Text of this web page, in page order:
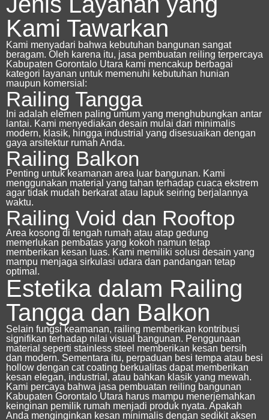
Kami Tawarkan
Kami menyadari bahwa kebutuhan bangunan sangat
beragam. Oleh karena itu, jasa pembuatan reiling terpercaya
Kabupaten Gorontalo Utara kami mencakup berbagai
kategori layanan untuk memenuhi kebutuhan hunian
maupun komersial:
Railing Tangga
Ini adalah elemen paling umum yang menghubungkan antar
lantai. Kami menyediakan desain mulai dari minimalis
modern, klasik, hingga industrial yang disesuaikan dengan
gaya arsitektur rumah Anda.
Railing Balkon
Penting untuk keamanan area luar bangunan. Kami
menggunakan material yang tahan terhadap cuaca ekstrem
agar tidak mudah berkarat atau lapuk seiring berjalannya
waktu.
Railing Void dan Rooftop
Area kosong di tengah rumah atau atap gedung
memerlukan pembatas yang kokoh namun tetap
memberikan kesan luas. Kami memiliki solusi desain yang
mampu menjaga sirkulasi udara dan pandangan tetap
optimal.
Estetika dalam Railing
Tangga dan Balkon
Selain fungsi keamanan, railing memberikan kontribusi
signifikan terhadap nilai visual bangunan. Penggunaan
material seperti stainless steel memberikan kesan bersih
dan modern. Sementara itu, perpaduan besi tempa atau besi
hollow dengan cat coating berkualitas dapat memberikan
kesan elegan, industrial, atau bahkan klasik yang mewah.
Kami percaya bahwa jasa pembuatan reiling bangunan
Kabupaten Gorontalo Utara harus mampu menerjemahkan
keinginan pemilik rumah menjadi produk nyata. Apakah
Anda menginginkan kesan minimalis dengan sedikit aksen